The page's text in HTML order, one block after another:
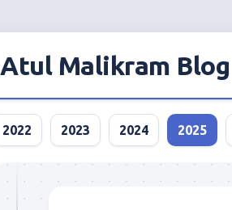
Atul Malikram Blog
2022 2023 2024 2025